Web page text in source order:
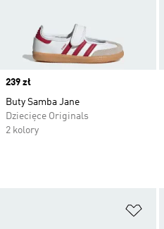
Price
239 zł
Buty Samba Jane
Dziecięce Originals
2 kolory